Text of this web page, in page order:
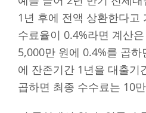
1년 후에 전액 상환한다고
수료율이 0.4%라면 계산
5,000만 원에 0.4%를 곱
에 잔존기간 1년을 대출기
곱하면 최종 수수료는 10